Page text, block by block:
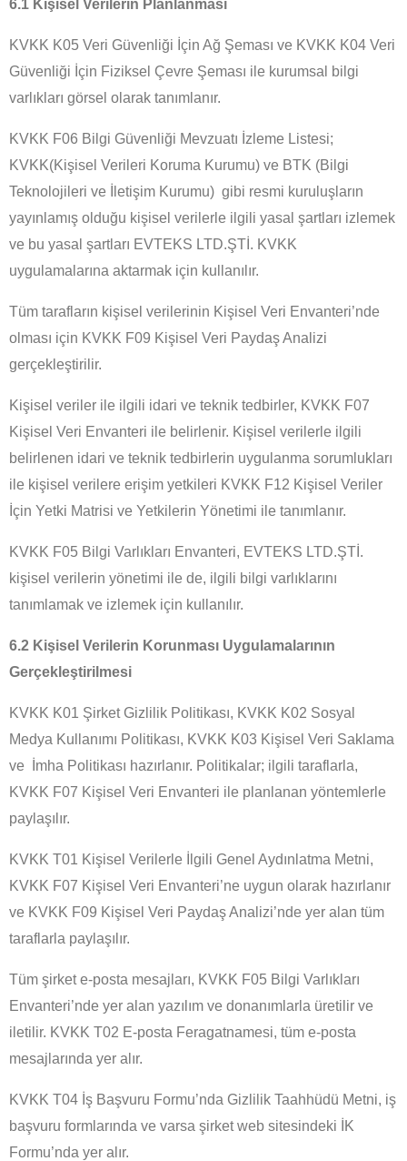
6.1 Kişisel Verilerin Planlanması
KVKK K05 Veri Güvenliği İçin Ağ Şeması ve KVKK K04 Veri
Güvenliği İçin Fiziksel Çevre Şeması ile kurumsal bilgi
varlıkları görsel olarak tanımlanır.
KVKK F06 Bilgi Güvenliği Mevzuatı İzleme Listesi;
KVKK(Kişisel Verileri Koruma Kurumu) ve BTK (Bilgi
Teknolojileri ve İletişim Kurumu) gibi resmi kuruluşların
yayınlamış olduğu kişisel verilerle ilgili yasal şartları izlemek
ve bu yasal şartları EVTEKS LTD.ŞTİ. KVKK
uygulamalarına aktarmak için kullanılır.
Tüm tarafların kişisel verilerinin Kişisel Veri Envanteri’nde
olması için KVKK F09 Kişisel Veri Paydaş Analizi
gerçekleştirilir.
Kişisel veriler ile ilgili idari ve teknik tedbirler, KVKK F07
Kişisel Veri Envanteri ile belirlenir. Kişisel verilerle ilgili
belirlenen idari ve teknik tedbirlerin uygulanma sorumlukları
ile kişisel verilere erişim yetkileri KVKK F12 Kişisel Veriler
İçin Yetki Matrisi ve Yetkilerin Yönetimi ile tanımlanır.
KVKK F05 Bilgi Varlıkları Envanteri, EVTEKS LTD.ŞTİ.
kişisel verilerin yönetimi ile de, ilgili bilgi varlıklarını
tanımlamak ve izlemek için kullanılır.
6.2 Kişisel Verilerin Korunması Uygulamalarının
Gerçekleştirilmesi
KVKK K01 Şirket Gizlilik Politikası, KVKK K02 Sosyal
Medya Kullanımı Politikası, KVKK K03 Kişisel Veri Saklama
ve İmha Politikası hazırlanır. Politikalar; ilgili taraflarla,
KVKK F07 Kişisel Veri Envanteri ile planlanan yöntemlerle
paylaşılır.
KVKK T01 Kişisel Verilerle İlgili Genel Aydınlatma Metni,
KVKK F07 Kişisel Veri Envanteri’ne uygun olarak hazırlanır
ve KVKK F09 Kişisel Veri Paydaş Analizi’nde yer alan tüm
taraflarla paylaşılır.
Tüm şirket e-posta mesajları, KVKK F05 Bilgi Varlıkları
Envanteri’nde yer alan yazılım ve donanımlarla üretilir ve
iletilir. KVKK T02 E-posta Feragatnamesi, tüm e-posta
mesajlarında yer alır.
KVKK T04 İş Başvuru Formu’nda Gizlilik Taahhüdü Metni, iş
başvuru formlarında ve varsa şirket web sitesindeki İK
Formu’nda yer alır.